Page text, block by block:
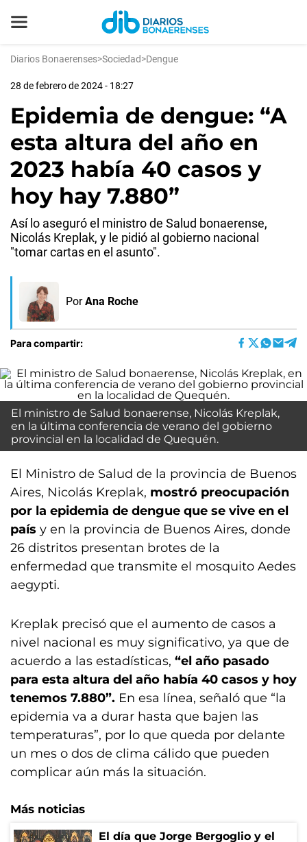
Diarios Bonaerenses>Sociedad>Dengue
28 de febrero de 2024 - 18:27
Epidemia de dengue: “A
esta altura del año en
2023 había 40 casos y
hoy hay 7.880”
Así lo aseguró el ministro de Salud bonaerense,
Nicolás Kreplak, y le pidió al gobierno nacional
"tomar cartas en el asunto".
Por Ana Roche
Para compartir:
El ministro de Salud bonaerense, Nicolás Kreplak,
en la última conferencia de verano del gobierno
provincial en la localidad de Quequén.
El Ministro de Salud de la provincia de Buenos
Aires, Nicolás Kreplak, mostró preocupación
por la epidemia de dengue que se vive en el
país y en la provincia de Buenos Aires, donde
26 distritos presentan brotes de la
enfermedad que transmite el mosquito Aedes
aegypti.
Kreplak precisó que el aumento de casos a
nivel nacional es muy significativo, ya que de
acuerdo a las estadísticas, “el año pasado
para esta altura del año había 40 casos y hoy
tenemos 7.880”. En esa línea, señaló que “la
epidemia va a durar hasta que bajen las
temperaturas”, por lo que queda por delante
un mes o dos de clima cálido que pueden
complicar aún más la situación.
Más noticias
El día que Jorge Bergoglio y el